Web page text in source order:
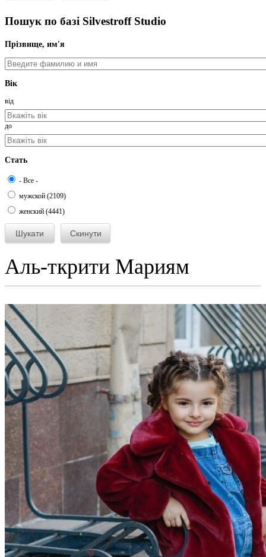
Пошук по базі Silvestroff Studio
Прізвище, им'я
Вік
від
до
Стать
- Все -
мужской (2109)
женский (4441)
Аль-ткрити Мариям